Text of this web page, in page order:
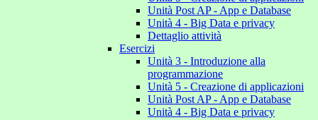
Unità Post AP - App e Database
Unità 4 - Big Data e privacy
Dettaglio attività
Esercizi
Unità 3 - Introduzione alla
programmazione
Unità 5 - Creazione di applicazioni
Unità Post AP - App e Database
Unità 4 - Big Data e privacy